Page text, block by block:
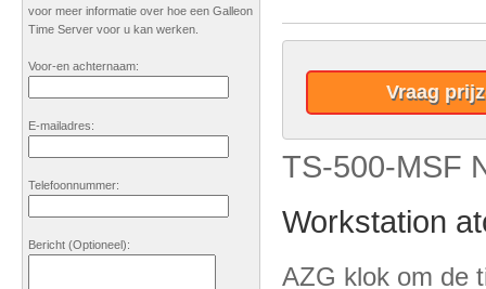
Vraag
TS-500-MSF
Workstation
AZG klok om de
voor meer informatie over hoe een Galleon
Time Server voor u kan werken.
Voor-en achternaam:
E-mailadres:
Telefoonnummer:
Bericht (Optioneel):